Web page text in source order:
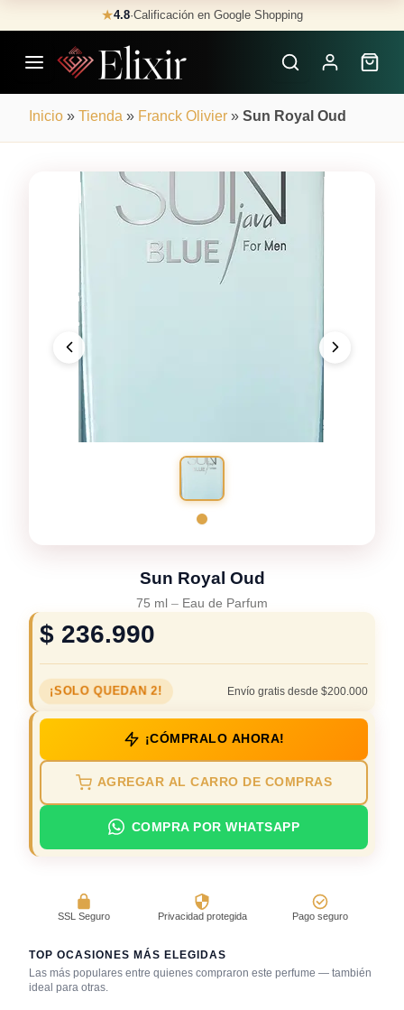
to
content
★4.8·Calificación en Google Shopping
Inicio » Tienda » Franck Olivier » Sun Royal Oud
Sun Royal Oud
75 ml – Eau de Parfum
$ 236.990
¡SOLO QUEDAN 2! Envío gratis desde $200.000
¡CÓMPRALO AHORA!
AGREGAR AL CARRO DE COMPRAS
COMPRA POR WHATSAPP
SSL Seguro Privacidad protegida Pago seguro
TOP OCASIONES MÁS ELEGIDAS
Las más populares entre quienes compraron este perfume — también
ideal para otras.
Bar / cocteles